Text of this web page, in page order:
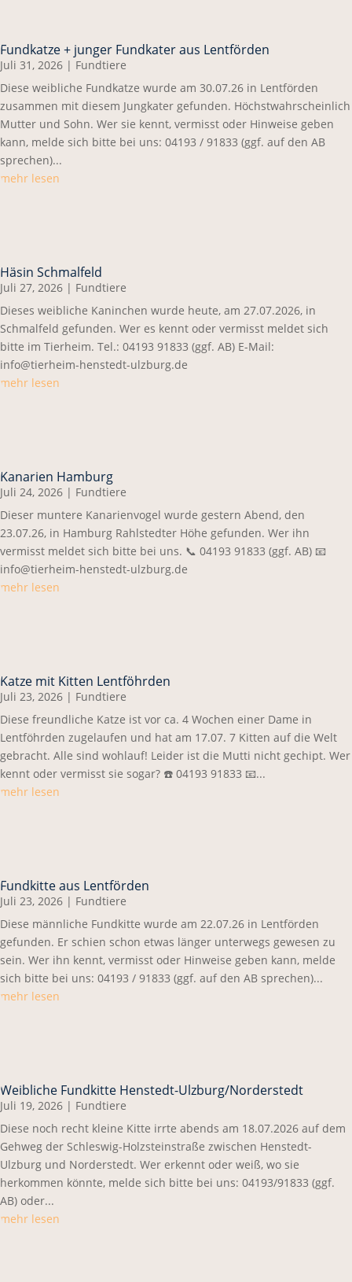
Fundkatze + junger Fundkater aus Lentförden
Juli 31, 2026 | Fundtiere
Diese weibliche Fundkatze wurde am 30.07.26 in Lentförden
zusammen mit diesem Jungkater gefunden. Höchstwahrscheinlich
Mutter und Sohn. Wer sie kennt, vermisst oder Hinweise geben
kann, melde sich bitte bei uns: 04193 / 91833 (ggf. auf den AB
sprechen)...
mehr lesen
Häsin Schmalfeld
Juli 27, 2026 | Fundtiere
Dieses weibliche Kaninchen wurde heute, am 27.07.2026, in
Schmalfeld gefunden. Wer es kennt oder vermisst meldet sich
bitte im Tierheim. Tel.: 04193 91833 (ggf. AB) E-Mail:
info@tierheim-henstedt-ulzburg.de
mehr lesen
Kanarien Hamburg
Juli 24, 2026 | Fundtiere
Dieser muntere Kanarienvogel wurde gestern Abend, den
23.07.26, in Hamburg Rahlstedter Höhe gefunden. Wer ihn
vermisst meldet sich bitte bei uns. 📞 04193 91833 (ggf. AB) 📧
info@tierheim-henstedt-ulzburg.de
mehr lesen
Katze mit Kitten Lentföhrden
Juli 23, 2026 | Fundtiere
Diese freundliche Katze ist vor ca. 4 Wochen einer Dame in
Lentföhrden zugelaufen und hat am 17.07. 7 Kitten auf die Welt
gebracht. Alle sind wohlauf! Leider ist die Mutti nicht gechipt. Wer
kennt oder vermisst sie sogar? ☎️ 04193 91833 📧...
mehr lesen
Fundkitte aus Lentförden
Juli 23, 2026 | Fundtiere
Diese männliche Fundkitte wurde am 22.07.26 in Lentförden
gefunden. Er schien schon etwas länger unterwegs gewesen zu
sein. Wer ihn kennt, vermisst oder Hinweise geben kann, melde
sich bitte bei uns: 04193 / 91833 (ggf. auf den AB sprechen)...
mehr lesen
Weibliche Fundkitte Henstedt-Ulzburg/Norderstedt
Juli 19, 2026 | Fundtiere
Diese noch recht kleine Kitte irrte abends am 18.07.2026 auf dem
Gehweg der Schleswig-Holzsteinstraße zwischen Henstedt-
Ulzburg und Norderstedt. Wer erkennt oder weiß, wo sie
herkommen könnte, melde sich bitte bei uns: 04193/91833 (ggf.
AB) oder...
mehr lesen